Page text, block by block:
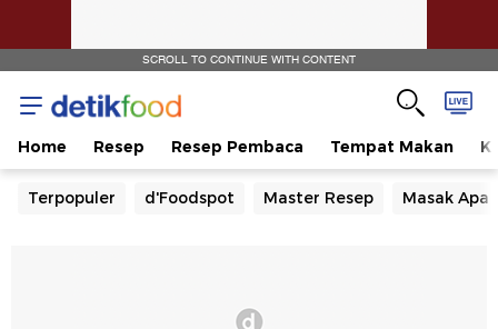
SCROLL TO CONTINUE WITH CONTENT
Home Resep Resep Pembaca Tempat Makan
Terpopuler d'Foodspot Master Resep Masak Apa